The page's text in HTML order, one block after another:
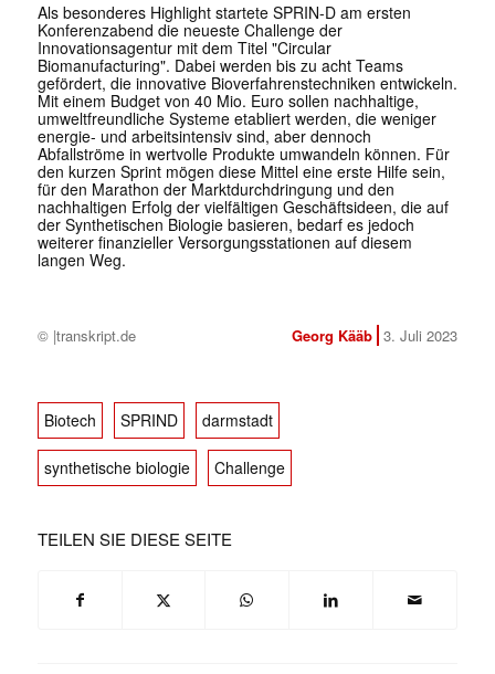
Als besonderes Highlight startete SPRIN-D am ersten
Konferenzabend die neueste Challenge der
Innovationsagentur mit dem Titel "Circular
Biomanufacturing". Dabei werden bis zu acht Teams
gefördert, die innovative Bioverfahrenstechniken entwickeln.
Mit einem Budget von 40 Mio. Euro sollen nachhaltige,
umweltfreundliche Systeme etabliert werden, die weniger
energie- und arbeitsintensiv sind, aber dennoch
Abfallströme in wertvolle Produkte umwandeln können. Für
den kurzen Sprint mögen diese Mittel eine erste Hilfe sein,
für den Marathon der Marktdurchdringung und den
nachhaltigen Erfolg der vielfältigen Geschäftsideen, die auf
der Synthetischen Biologie basieren, bedarf es jedoch
weiterer finanzieller Versorgungsstationen auf diesem
langen Weg.
© |transkript.de Georg Kääb 3. Juli 2023
Biotech SPRIND darmstadt
synthetische biologie Challenge
TEILEN SIE DIESE SEITE